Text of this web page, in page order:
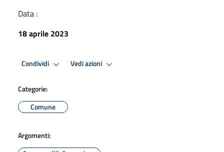
Data :
18 aprile 2023
Condividi Vedi azioni
Categorie:
Comune
Argomenti: